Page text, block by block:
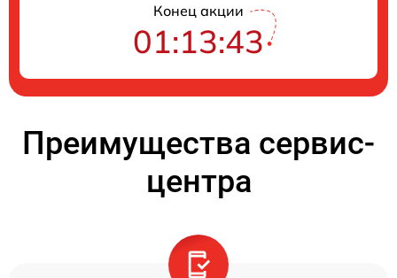
Конец акции
01:13:42
Преимущества сервис-
центра